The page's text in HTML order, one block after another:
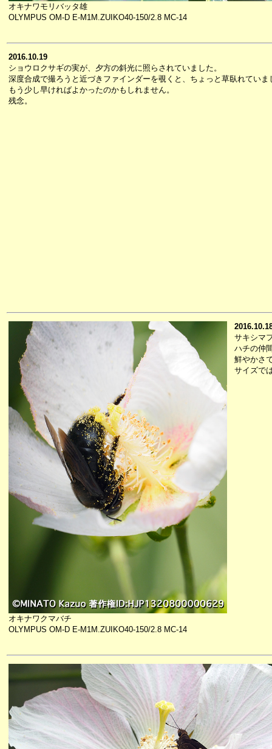
オキナワモリバッタ雄
OLYMPUS OM-D E-M1M.ZUIKO40-150/2.8 MC-14
2016.10.19
ショウロクサギの実が、夕方の斜光に照らされていました。
深度合成で撮ろうと近づきファインダーを覗くと、ちょっと草臥れていま
もう少し早ければよかったのかもしれません。
残念。
オキナワクマバチ
OLYMPUS OM-D E-M1M.ZUIKO40-150/2.8 MC-14
サキシマ
ハチの仲
鮮やかさ
サイズで